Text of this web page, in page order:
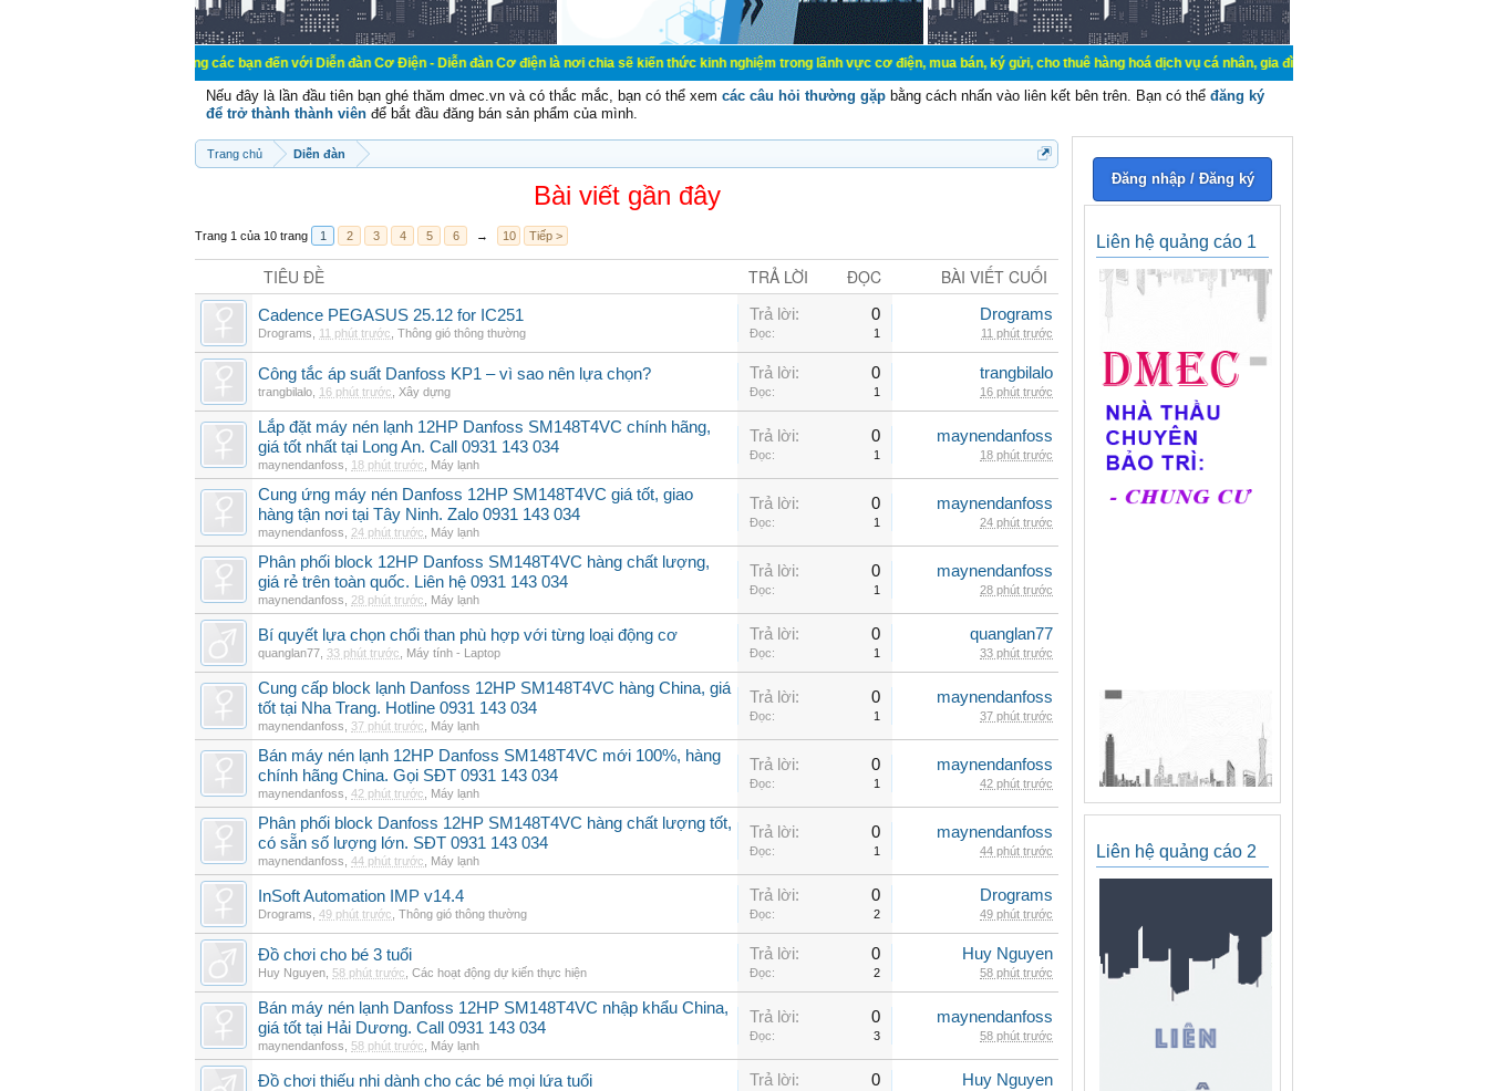
Chào mừng các bạn đến với Diễn đàn Cơ Điện - Diễn đàn Cơ điện là nơi chia sẽ kiến thức kinh nghiệm trong lãnh vực cơ điện, mua bán, ký gửi, cho thuê hàng hoá dịch vụ cá nhân, gia đình. Mua bán, ký gửi, cho thuê thiết bị
Nếu đây là lần đầu tiên bạn ghé thăm dmec.vn và có thắc mắc, bạn có thể xem các câu hỏi thường gặp bằng cách nhấn vào liên kết bên trên. Bạn có thể đăng ký
để trở thành thành viên để bắt đầu đăng bán sản phẩm của mình.
Trang chủ Diễn đàn
Bài viết gần đây
Trang 1 của 10 trang 1 2 3 4 5 6 → 10 Tiếp >
TIÊU ĐỀ TRẢ LỜI ĐỌC BÀI VIẾT CUỐI
Cadence PEGASUS 25.12 for IC251
Drograms 11 phút trước Thông gió thông thường
Trả lời: 0
Đọc: 1
Drograms
11 phút trước
Công tắc áp suất Danfoss KP1 – vì sao nên lựa chọn?
trangbilalo 16 phút trước Xây dựng
Trả lời: 0
Đọc: 1
trangbilalo
16 phút trước
Lắp đặt máy nén lạnh 12HP Danfoss SM148T4VC chính hãng,
giá tốt nhất tại Long An. Call 0931 143 034
maynendanfoss 18 phút trước Máy lạnh
Trả lời: 0
Đọc: 1
maynendanfoss
18 phút trước
Cung ứng máy nén Danfoss 12HP SM148T4VC giá tốt, giao
hàng tận nơi tại Tây Ninh. Zalo 0931 143 034
maynendanfoss 24 phút trước Máy lạnh
Trả lời: 0
Đọc: 1
maynendanfoss
24 phút trước
Phân phối block 12HP Danfoss SM148T4VC hàng chất lượng,
giá rẻ trên toàn quốc. Liên hệ 0931 143 034
maynendanfoss 28 phút trước Máy lạnh
Trả lời: 0
Đọc: 1
maynendanfoss
28 phút trước
Bí quyết lựa chọn chổi than phù hợp với từng loại động cơ
quanglan77 33 phút trước Máy tính - Laptop
Trả lời: 0
Đọc: 1
quanglan77
33 phút trước
Cung cấp block lạnh Danfoss 12HP SM148T4VC hàng China, giá
tốt tại Nha Trang. Hotline 0931 143 034
maynendanfoss 37 phút trước Máy lạnh
Trả lời: 0
Đọc: 1
maynendanfoss
37 phút trước
Bán máy nén lạnh 12HP Danfoss SM148T4VC mới 100%, hàng
chính hãng China. Gọi SĐT 0931 143 034
maynendanfoss 42 phút trước Máy lạnh
Trả lời: 0
Đọc: 1
maynendanfoss
42 phút trước
Phân phối block Danfoss 12HP SM148T4VC hàng chất lượng tốt,
có sẵn số lượng lớn. SĐT 0931 143 034
maynendanfoss 44 phút trước Máy lạnh
Trả lời: 0
Đọc: 1
maynendanfoss
44 phút trước
InSoft Automation IMP v14.4
Drograms 49 phút trước Thông gió thông thường
Trả lời: 0
Đọc: 2
Drograms
49 phút trước
Đồ chơi cho bé 3 tuổi
Huy Nguyen 58 phút trước Các hoạt động dự kiến thực hiện
Trả lời: 0
Đọc: 2
Huy Nguyen
58 phút trước
Bán máy nén lạnh Danfoss 12HP SM148T4VC nhập khẩu China,
giá tốt tại Hải Dương. Call 0931 143 034
maynendanfoss 58 phút trước Máy lạnh
Trả lời: 0
Đọc: 3
maynendanfoss
58 phút trước
Đồ chơi thiếu nhi dành cho các bé mọi lứa tuổi Trả lời: 0 Huy Nguyen
Đăng nhập / Đăng ký
Liên hệ quảng cáo 1
Liên hệ quảng cáo 2